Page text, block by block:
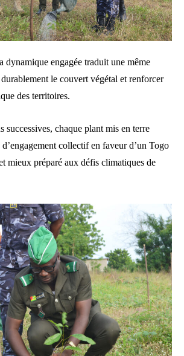
dynamique engagée traduit une même
le couvert végétal et renforcer
des territoires.
successives, chaque plant mis en terre
collectif en faveur d’un Togo
mieux préparé aux défis climatiques de